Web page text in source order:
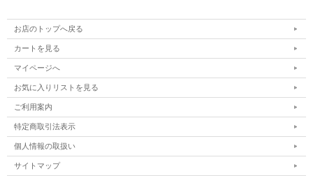
IHF松やに無し規格適合したボールです。
屋内・屋外どちらでも使用いただける高い耐摩耗性が特
長の表皮を採用しました。
ボール内部に厚いフォーム層を有するやわらかい構造な
ので握りやすいボールです。
お店のトップへ戻る
カートを見る
マイページへ
お気に入りリストを見る
ご利用案内
特定商取引法表示
個人情報の取扱い
サイトマップ